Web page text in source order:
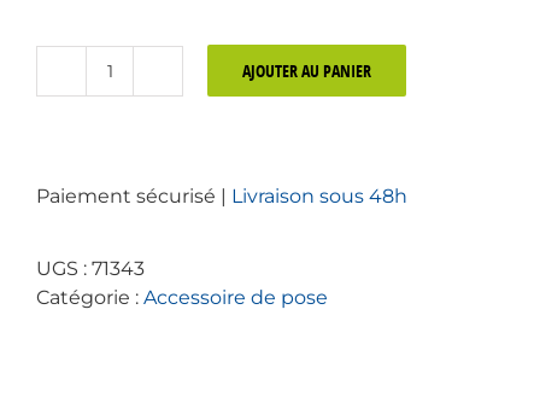
quantité
AJOUTER AU PANIER
Paiement sécurisé | Livraison sous 48h
UGS : 71343
Catégorie : Accessoire de pose